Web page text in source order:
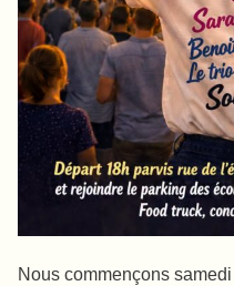
Nous commençons